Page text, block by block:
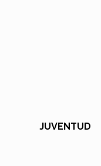
JUVENTUD